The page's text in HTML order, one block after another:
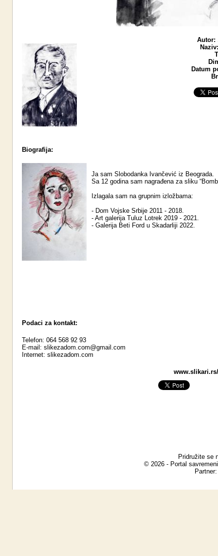
Autor:
Naziv:
Datum
Biografija:
Ja sam Slobodanka Ivančević iz Beograda.
Sa 12 godina sam nagrađena za sliku
Izlagala sam na grupnim izložbama:
- Dom Vojske Srbije 2011 - 2018.
- Art galerija Tuluz Lotrek 2019 - 2021.
- Galerija Beti Ford u Skadarliji 2022.
Podaci za kontakt:
Telefon: 064 568 92 93
E-mail: slikezadom.com@gmail.com
Internet: slikezadom.com
Pridružite se
© 2026 - Portal